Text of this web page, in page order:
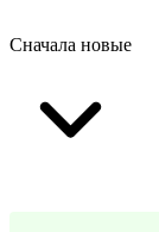
Сначала новые